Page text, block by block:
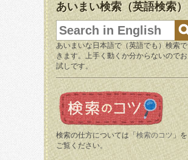
あいまい検索（英語検索）
あいまいな日本語で（英語でも）検索で
きます。上手く動くか分からないのでお
試しです。
検索の仕方については「 検索のコツ 」を
ご覧ください。